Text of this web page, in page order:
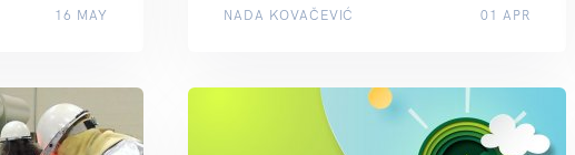
16 MAY NADA KOVAČEVIĆ 01 APR